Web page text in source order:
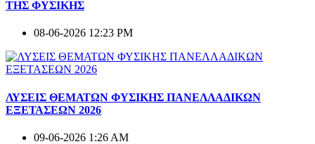
ΤΗΣ ΦΥΣΙΚΗΣ
08-06-2026 12:23 PM
ΛΥΣΕΙΣ ΘΕΜΑΤΩΝ ΦΥΣΙΚΗΣ ΠΑΝΕΛΛΑΔΙΚΩΝ
ΕΞΕΤΑΣΕΩΝ 2026
09-06-2026 1:26 AM